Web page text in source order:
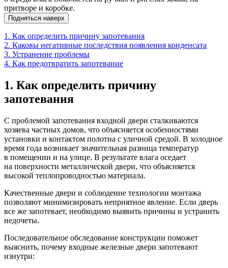
притворе и коробке.
Подняться наверх
1. Как определить причину запотевания
2. Каковы негативные последствия появления конденсата
3. Устранение проблемы
4. Как предотвратить запотевание
1. Как определить причину
запотевания
С проблемой запотевания входной двери сталкиваются
хозяева частных домов, что объясняется особенностями
установки и контактом полотна с уличной средой. В холодное
время года возникает значительная разница температур
в помещении и на улице. В результате влага оседает
на поверхности металлической двери, что объясняется
высокой теплопроводностью материала.
Качественные двери и соблюдение технологии монтажа
позволяют минимизировать неприятное явление. Если дверь
все же запотевает, необходимо выявить причины и устранить
недочеты.
Последовательное обследование конструкции поможет
выяснить, почему входные железные двери запотевают
изнутри: